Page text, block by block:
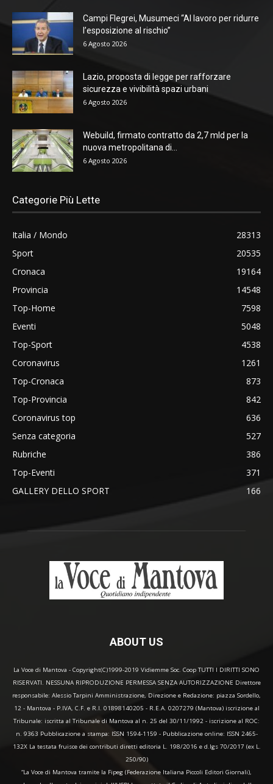
Campi Flegrei, Musumeci “Al lavoro per ridurre
l’esposizione al rischio”
6 Agosto 2026
Lazio, proposta di legge per rafforzare
sicurezza e vivibilità spazi urbani
6 Agosto 2026
Webuild, firmato contratto da 2,7 mld per la
nuova metropolitana di...
6 Agosto 2026
Categorie Più Lette
Italia / Mondo
28313
Sport
20535
Cronaca
19164
Provincia
14548
Top-Home
7598
Eventi
5048
Top-Sport
4538
Coronavirus
1261
Top-Cronaca
873
Top-Provincia
842
Coronavirus top
636
Senza categoria
527
Rubriche
386
Top-Eventi
371
GALLERY DELLO SPORT
166
ABOUT US
La Voce di Mantova - Copyright(C)1999-2019 Vidiemme Soc. Coop TUTTI I DIRITTI SONO
RISERVATI. NESSUNA RIPRODUZIONE PERMESSA SENZA AUTORIZZAZIONE Direttore
responsabile: Alessio Tarpini Amministrazione, Direzione e Redazione: piazza Sordello,
12 - Mantova - P.IVA, C.F. e R.I. 01898140205 - R.E.A. 0207279 (Mantova) iscrizione al
Tribunale: iscritta al Tribunale di Mantova al n. 25 del 30/11/1992 - iscrizione al ROC:
n. 9363 Pubblicazione a stampa: ISSN 1594-1159 - Pubblicazione online: ISSN 2465-
132X La testata fruisce dei contributi diretti editoria L. 198/2016 e d.lgs 70/2017 (ex L.
250/90)
“La Voce di Mantova tramite la Fipeg (Federazione Italiana Piccoli Editori Giornali),